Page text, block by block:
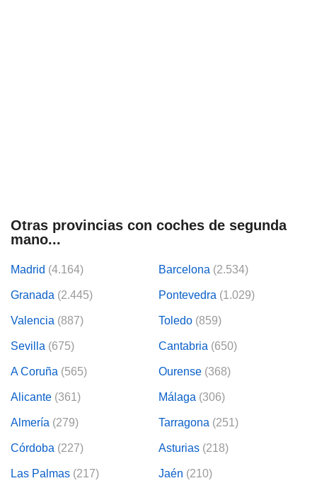
Otras provincias con coches de segunda
mano...
Madrid (4.164) Barcelona (2.534)
Granada (2.445) Pontevedra (1.029)
Valencia (887) Toledo (859)
Sevilla (675) Cantabria (650)
A Coruña (565) Ourense (368)
Alicante (361) Málaga (306)
Almería (279) Tarragona (251)
Córdoba (227) Asturias (218)
Las Palmas (217) Jaén (210)